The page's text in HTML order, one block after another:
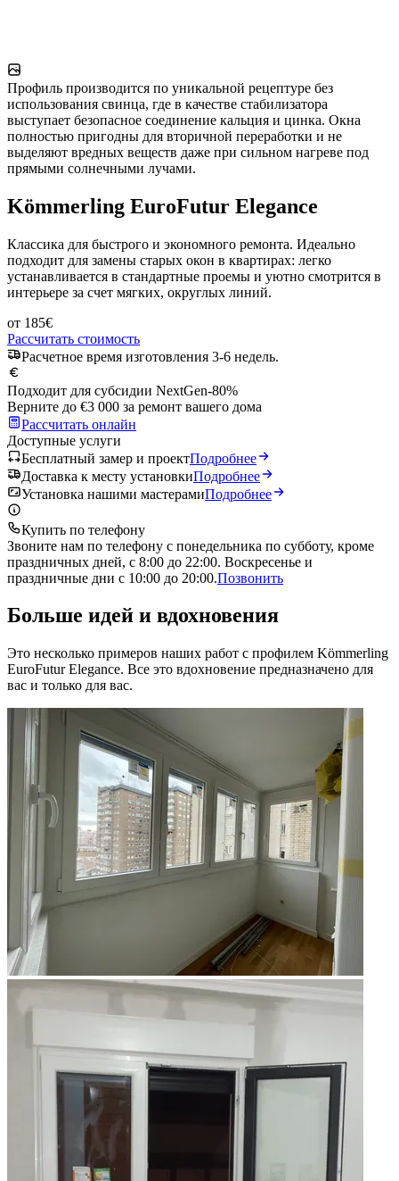
Профиль производится по уникальной рецептуре без
использования свинца, где в качестве стабилизатора
выступает безопасное соединение кальция и цинка. Окна
полностью пригодны для вторичной переработки и не
выделяют вредных веществ даже при сильном нагреве под
прямыми солнечными лучами.
Kömmerling EuroFutur Elegance
Классика для быстрого и экономного ремонта. Идеально
подходит для замены старых окон в квартирах: легко
устанавливается в стандартные проемы и уютно смотрится в
интерьере за счет мягких, округлых линий.
от 185€
Рассчитать стоимость
Расчетное время изготовления 3-6 недель.
Подходит для субсидии NextGen-80%
Верните до €3 000 за ремонт вашего дома
Рассчитать онлайн
Доступные услуги
Бесплатный замер и проектПодробнее
Доставка к месту установкиПодробнее
Установка нашими мастерамиПодробнее
Купить по телефону
Звоните нам по телефону с понедельника по субботу, кроме
праздничных дней, с 8:00 до 22:00. Воскресенье и
праздничные дни с 10:00 до 20:00.Позвонить
Больше идей и вдохновения
Это несколько примеров наших работ с профилем Kömmerling
EuroFutur Elegance. Все это вдохновение предназначено для
вас и только для вас.